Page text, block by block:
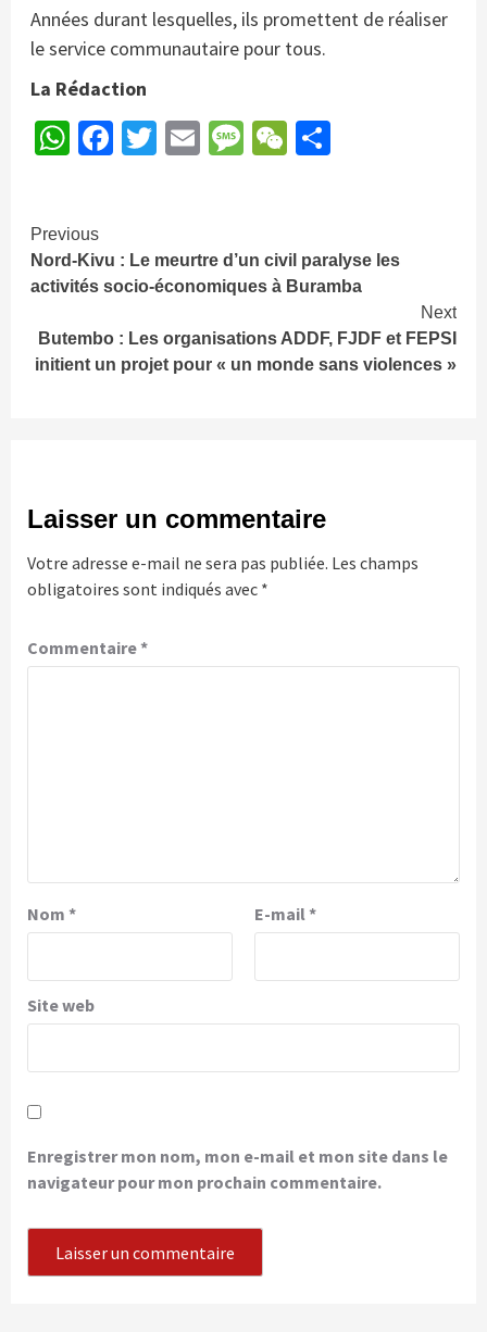
Années durant lesquelles, ils promettent de réaliser
le service communautaire pour tous.
La Rédaction
WhatsApp
Facebook
Twitter
EmailMessage
WeChat
Continue
Reading
Previous
Nord-Kivu : Le meurtre d’un civil paralyse les
activités socio-économiques à Buramba
Next
Butembo : Les organisations ADDF, FJDF et FEPSI
initient un projet pour « un monde sans violences »
Laisser un commentaire
Votre adresse e-mail ne sera pas publiée. Les champs
obligatoires sont indiqués avec *
Commentaire*
Nom * E-mail*
Site web
Enregistrer mon nom, mon e-mail et mon site dans le
navigateur pour mon prochain commentaire.